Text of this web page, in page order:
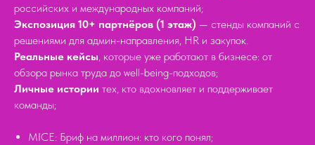
российских и международных компаний;
Экспозиция 10+ партнёров (1 этаж) — стенды компаний с
решениями для админ-направления, HR и закупок.
Реальные кейсы, которые уже работают в бизнесе: от
обзора рынка труда до well-being-подходов;
Личные истории тех, кто вдохновляет и поддерживает
команды;
MICE: Бриф на миллион: кто кого понял;